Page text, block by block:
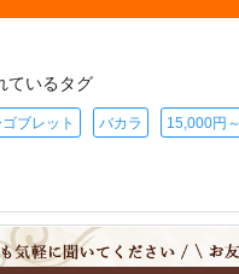
ているタグ
ブレット バカラ 15,000円